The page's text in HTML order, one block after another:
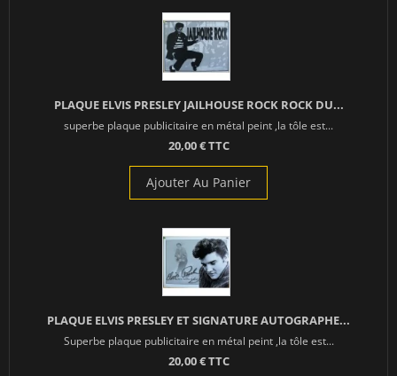
PLAQUE ELVIS PRESLEY JAILHOUSE ROCK ROCK DU...
superbe plaque publicitaire en métal peint ,la tôle est...
20,00 € TTC
Ajouter Au Panier
PLAQUE ELVIS PRESLEY ET SIGNATURE AUTOGRAPHE...
Superbe plaque publicitaire en métal peint ,la tôle est...
20,00 € TTC